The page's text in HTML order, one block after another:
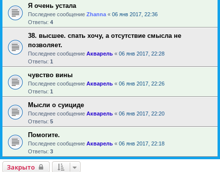
Я очень устала
Последнее сообщение Zhanna « 06 янв 2017, 22:36
Ответы: 4
38. высшее. спать хочу, а отсутствие смысла не
позволяет.
Последнее сообщение Акварель « 06 янв 2017, 22:28
Ответы: 1
чувство вины
Последнее сообщение Акварель « 06 янв 2017, 22:26
Ответы: 1
Мысли о суициде
Последнее сообщение Акварель « 06 янв 2017, 22:20
Ответы: 5
Помогите.
Последнее сообщение Акварель « 06 янв 2017, 22:18
Ответы: 3
Закрыто